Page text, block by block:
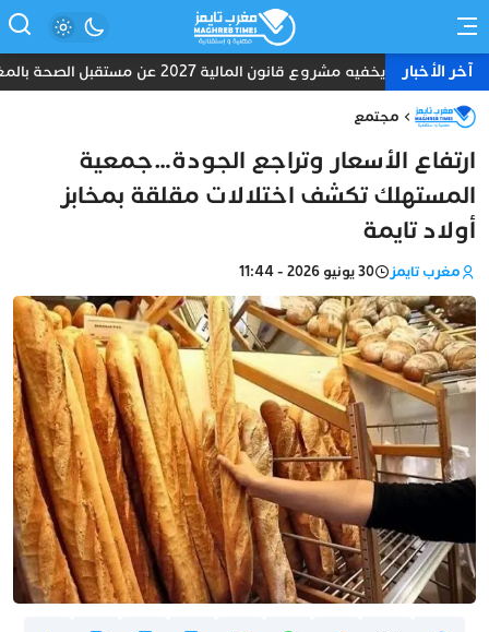
آخر الأخبار
ما الذي يخفيه مشروع قانون المالية 2027 عن مستقبل الصحة بالمغرب؟
مجتمع
ارتفاع الأسعار وتراجع الجودة…جمعية
المستهلك تكشف اختلالات مقلقة بمخابز
أولاد تايمة
مغرب تايمز 30 يونيو 2026 - 11:44